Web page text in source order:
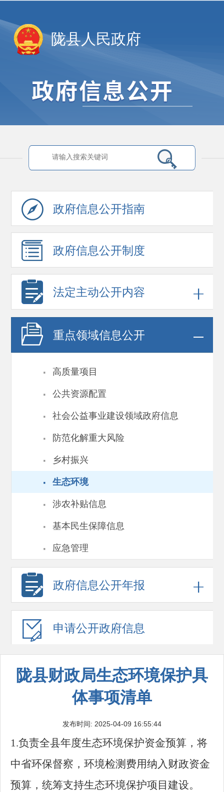
陇县人民政府
政府信息公开指南
政府信息公开制度
法定主动公开内容
重点领域信息公开
· 高质量项目
· 公共资源配置
· 社会公益事业建设领域政府信息
· 防范化解重大风险
· 乡村振兴
· 生态环境
· 涉农补贴信息
· 基本民生保障信息
· 应急管理
政府信息公开年报
申请公开政府信息
陇县财政局生态环境保护具
体事项清单
发布时间: 2025-04-09 16:55:44
1.负责全县年度生态环境保护资金预算，将
中省环保督察，环境检测费用纳入财政资金
预算，统筹支持生态环境保护项目建设。